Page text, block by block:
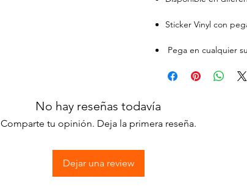
Sticker Vinyl con
Pega en cualquier
No hay reseñas todavía
Comparte tu opinión. Deja la primera reseña.
Dejar una review